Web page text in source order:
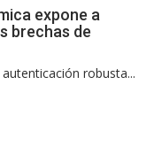
expone a
brechas de
robusta...